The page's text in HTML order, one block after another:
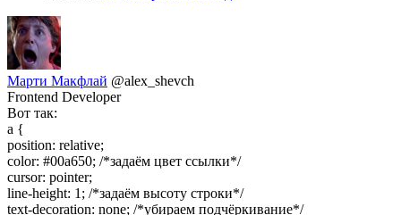
Марти Макфлай @alex_shevch
Frontend Developer
Вот так:
a {
position: relative;
color: #00a650; /*задаём цвет ссылки*/
cursor: pointer;
line-height: 1; /*задаём высоту строки*/
text-decoration: none; /*убираем подчёркивание*/